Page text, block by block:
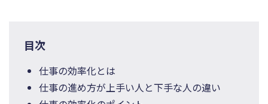
目次
仕事の効率化とは
仕事の進め方が上手い人と下手な人の違い